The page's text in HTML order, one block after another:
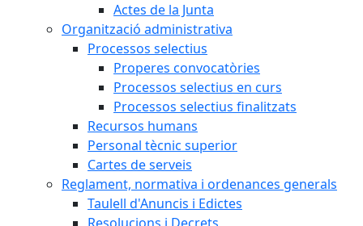
Actes de la Junta
Organització administrativa
Processos selectius
Properes convocatòries
Processos selectius en curs
Processos selectius finalitzats
Recursos humans
Personal tècnic superior
Cartes de serveis
Reglament, normativa i ordenances generals
Taulell d'Anuncis i Edictes